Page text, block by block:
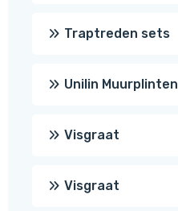
Traptreden sets
Unilin Muurplinten
Visgraat
Visgraat